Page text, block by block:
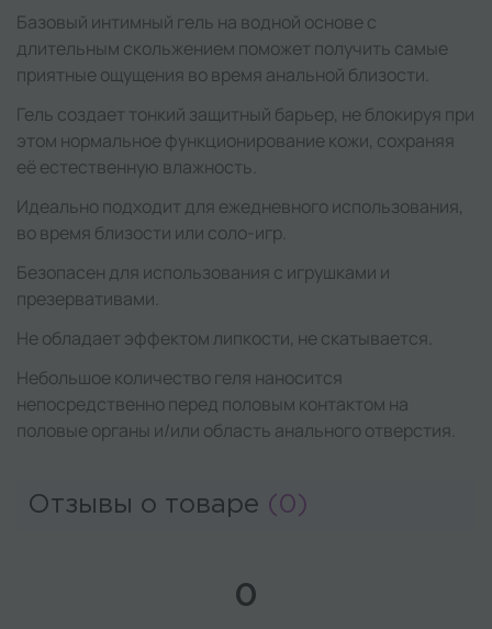
Базовый интимный гель на водной основе с
длительным скольжением поможет получить самые
приятные ощущения во время анальной близости.
Гель создает тонкий защитный барьер, не блокируя при
этом нормальное функционирование кожи, сохраняя
её естественную влажность.
Идеально подходит для ежедневного использования,
во время близости или соло-игр.
Безопасен для использования с игрушками и
презервативами.
Не обладает эффектом липкости, не скатывается.
Небольшое количество геля наносится
непосредственно перед половым контактом на
половые органы и/или область анального отверстия.
Отзывы о товаре (0)
0